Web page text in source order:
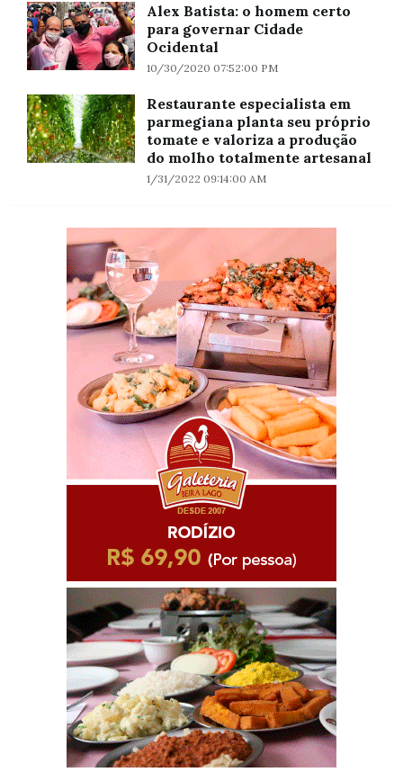
Alex Batista: o homem certo
para governar Cidade
Ocidental
10/30/2020 07:52:00 PM
Restaurante especialista em
parmegiana planta seu próprio
tomate e valoriza a produção
do molho totalmente artesanal
1/31/2022 09:14:00 AM